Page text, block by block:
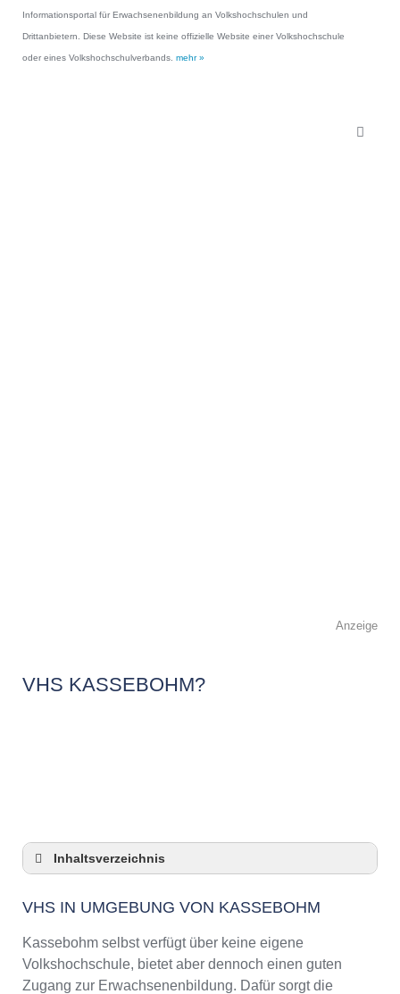
Informationsportal für Erwachsenenbildung an Volkshochschulen und
Drittanbietern. Diese Website ist keine offizielle Website einer Volkshochschule
oder eines Volkshochschulverbands. mehr »
Anzeige
VHS KASSEBOHM?
Inhaltsverzeichnis
3 Quicktipps
Checkliste: VHS-Kurse rund um Kassebohm
Keine VHS in Kassebohm
VHS IN UMGEBUNG VON KASSEBOHM
Kassebohm selbst verfügt über keine eigene
Volkshochschule, bietet aber dennoch einen guten
Zugang zur Erwachsenenbildung. Dafür sorgt die